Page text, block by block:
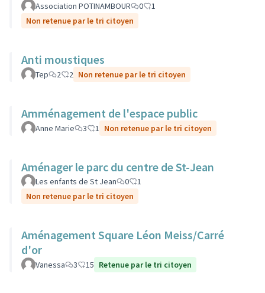
Association POTINAMBOUR 0
1
Non retenue par le tri citoyen
Anti moustiques
Tep 2 2 Non retenue par le tri citoyen
Amménagement de l'espace public
Anne Marie 3 1 Non retenue par le tri citoyen
Aménager le parc du centre de St-Jean
Les enfants de St Jean 0
1
Non retenue par le tri citoyen
Aménagement Square Léon Meiss/Carré
d'or
Vanessa 3 15 Retenue par le tri citoyen